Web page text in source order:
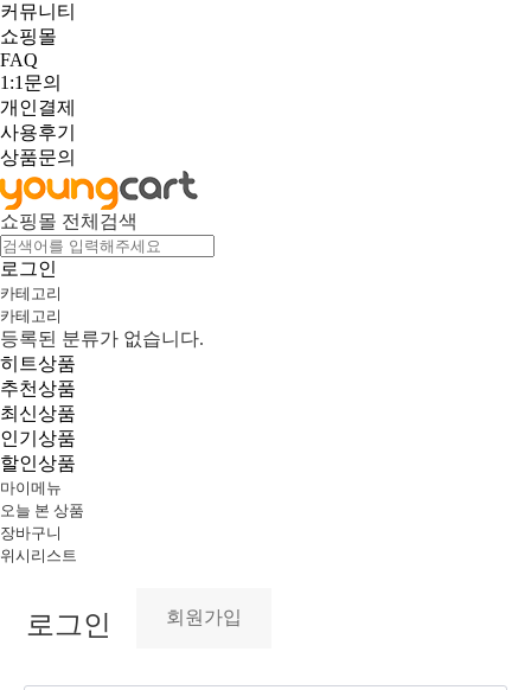
커뮤니티
쇼핑몰
FAQ
1:1문의
개인결제
사용후기
상품문의
쇼핑몰 전체검색
로그인
카테고리
카테고리
등록된 분류가 없습니다.
히트상품
추천상품
최신상품
인기상품
할인상품
마이메뉴
오늘 본 상품
장바구니
위시리스트
로그인 회원가입